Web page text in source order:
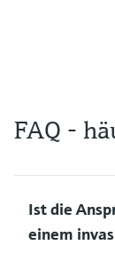
FAQ -
Ist die
einem